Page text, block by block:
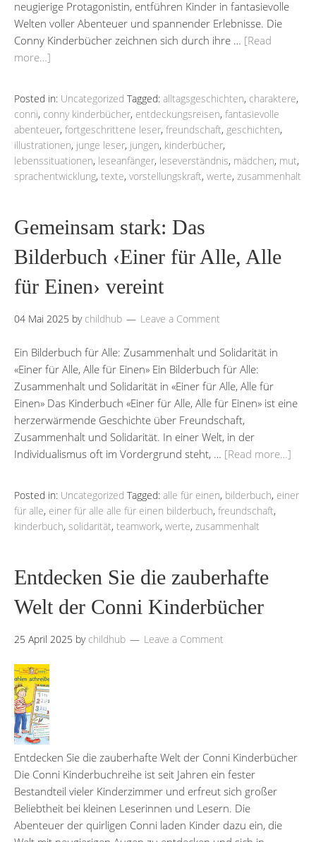
neugierige Protagonistin, entführen Kinder in fantasievolle
Welten voller Abenteuer und spannender Erlebnisse. Die
Conny Kinderbücher zeichnen sich durch ihre … [Read
more…]
Posted in: Uncategorized Tagged: alltagsgeschichten, charaktere,
conni, conny kinderbücher, entdeckungsreisen, fantasievolle
abenteuer, fortgeschrittene leser, freundschaft, geschichten,
illustrationen, junge leser, jungen, kinderbücher,
lebenssituationen, leseanfänger, leseverständnis, mädchen, mut,
sprachentwicklung, texte, vorstellungskraft, werte, zusammenhalt
Gemeinsam stark: Das
Bilderbuch ‹Einer für Alle, Alle
für Einen› vereint
04 Mai 2025 by childhub Leave a Comment
Ein Bilderbuch für Alle: Zusammenhalt und Solidarität in
«Einer für Alle, Alle für Einen» Ein Bilderbuch für Alle:
Zusammenhalt und Solidarität in «Einer für Alle, Alle für
Einen» Das Kinderbuch «Einer für Alle, Alle für Einen» ist eine
herzerwärmende Geschichte über Freundschaft,
Zusammenhalt und Solidarität. In einer Welt, in der
Individualismus oft im Vordergrund steht, … [Read more…]
Posted in: Uncategorized Tagged: alle für einen, bilderbuch, einer
für alle, einer für alle alle für einen bilderbuch, freundschaft,
kinderbuch, solidarität, teamwork, werte, zusammenhalt
Entdecken Sie die zauberhafte
Welt der Conni Kinderbücher
25 April 2025 by childhub Leave a Comment
Entdecken Sie die zauberhafte Welt der Conni Kinderbücher
Die Conni Kinderbuchreihe ist seit Jahren ein fester
Bestandteil vieler Kinderzimmer und erfreut sich großer
Beliebtheit bei kleinen Leserinnen und Lesern. Die
Abenteuer der quirligen Conni laden Kinder dazu ein, die